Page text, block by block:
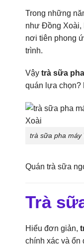
Trong những
như Đồng Xoài,
nơi tiên phong
trình.
Vậy trà sữa
quán lựa chọn?
trà sữa pha máy
Quán trà sữa
Trà
Hiểu đơn giản,
chính xác và ổn